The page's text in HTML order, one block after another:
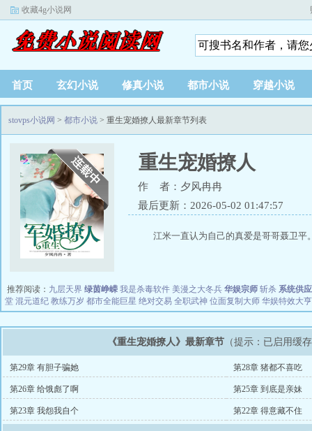
收藏4g小说网
首页 玄幻小说 修真小说 都市小说 穿越小说
stovps小说网 > 都市小说 > 重生宠婚撩人最新章节列表
重生宠婚撩人
作 者：夕风冉冉
最后更新：2026-05-02 01:47:57
江米一直认为自己的真爱是哥哥聂卫
推荐阅读： 九层天界 绿茵峥嵘 我是杀毒软件 美漫之大冬兵 华娱宗师 斩杀 系统供
堂 混元道纪 教练万岁 都市全能巨星 绝对交易 全职武神 位面复制大师 华娱特效大亨
《重生宠婚撩人》最新章节 （提示：已启用缓
第29章 有胆子骗她 第28章 猪都不喜吃
第26章 给饿彪了啊 第25章 到底是亲妹
第23章 我怨我自个 第22章 得意藏不住